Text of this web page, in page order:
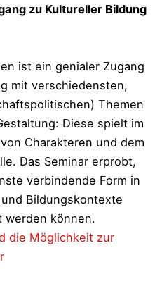
zu Kultureller Bildung
ist ein genialer Zugang
mit verschiedensten,
Themen
Diese spielt im
Charakteren und dem
Das Seminar erprobt,
verbindende Form in
Bildungskontexte
können.
die Möglichkeit zur